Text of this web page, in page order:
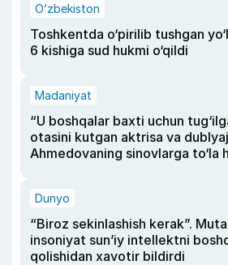
O‘zbekiston
Toshkentda o‘pirilib tushgan
6 kishiga sud hukmi o‘qildi
Madaniyat
“U boshqalar baxti uchun
otasini kutgan aktrisa va
Ahmedovaning sinovlarga to‘la
Dunyo
“Biroz sekinlashish kerak”.
insoniyat sun’iy intellektni
qolishidan xavotir bildirdi